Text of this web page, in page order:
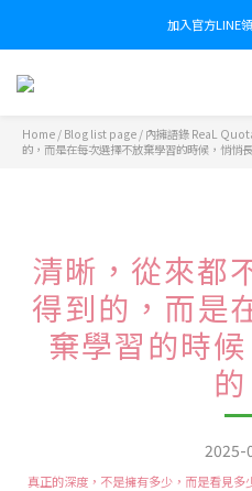
加入官方LINE
Home / Blog list page / 內擁語錄 ReaL
的，而是在每次選擇不放棄學習的時候，悄悄
清晰，從來都
得到的，而是
棄學習的時
的
2025-
真正的深度，不是擁有多少，而是看見多